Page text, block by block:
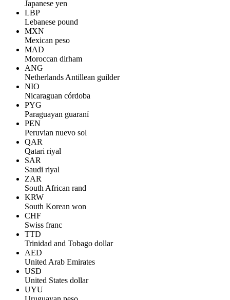
Japanese yen
LBP
Lebanese pound
MXN
Mexican peso
MAD
Moroccan dirham
ANG
Netherlands Antillean guilder
NIO
Nicaraguan córdoba
PYG
Paraguayan guaraní
PEN
Peruvian nuevo sol
QAR
Qatari riyal
SAR
Saudi riyal
ZAR
South African rand
KRW
South Korean won
CHF
Swiss franc
TTD
Trinidad and Tobago dollar
AED
United Arab Emirates
USD
United States dollar
UYU